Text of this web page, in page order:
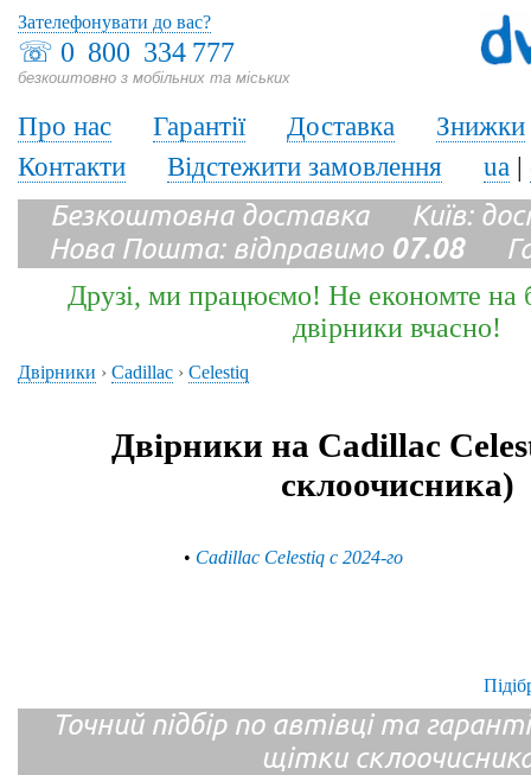
☏ 0 800 334 777
безкоштовно з мобільних та міських
Зателефонувати до вас?
Про нас Гарантії Доставка
Знижки
Контакти
Відстежити замовлення ua |
Безкоштовна доставка Київ:
Нова Пошта: відправимо 07.08
Друзі, ми працюємо! Не економте на
двірники вчасно!
Двірники › Cadillac › Celestiq
Двірники на Cadillac
склоочисника)
• Cadillac Celestiq с 2024-го
Точний підбір по автівці та
щітки